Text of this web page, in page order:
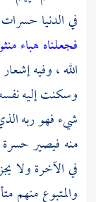
في الدنيا حسرات
فجعلناه هباء
الله ، وفيه
وسكنت إليه
شيء فهو ربه
منه فيصير حسرة
في الآخرة ولا
والمتبوع منهم